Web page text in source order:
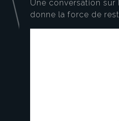
Une conversation
donne la force de